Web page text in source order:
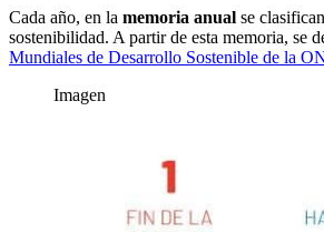
Cada año, en la memoria anual se
sostenibilidad. A partir de esta memoria, se
Mundiales de Desarrollo Sostenible de la
Imagen